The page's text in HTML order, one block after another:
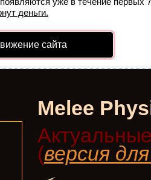
деньги.
сайта
Melee
(версия